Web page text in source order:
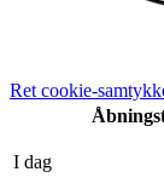
Ret cookie-
I dag